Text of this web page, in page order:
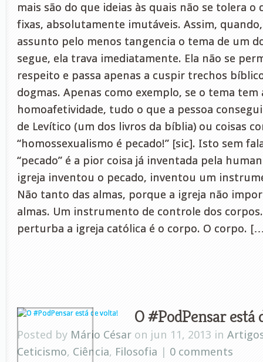
mais são do que ideias às quais não se tolera o
fixas, absolutamente imutáveis. Assim,
assunto pelo menos tangencia o tema de um
segue, ela trava imediatamente. Ela não se
respeito e passa apenas a cuspir trechos
dogmas. Apenas como exemplo, se o tema tem
homoafetividade, tudo o que a pessoa
de Levítico (um dos livros da bíblia) ou coisas
“homossexualismo é pecado!” [sic]. Isto sem
“pecado” é a pior coisa já inventada pela
igreja inventou o pecado, inventou um
Não tanto das almas, porque a igreja não
almas. Um instrumento de controle dos
perturba a igreja católica é o corpo. O corpo.
O #PodPensar está
Posted by Mário César on jun 11, 2013 in
Ceticismo, Ciência, Filosofia | 0 comments